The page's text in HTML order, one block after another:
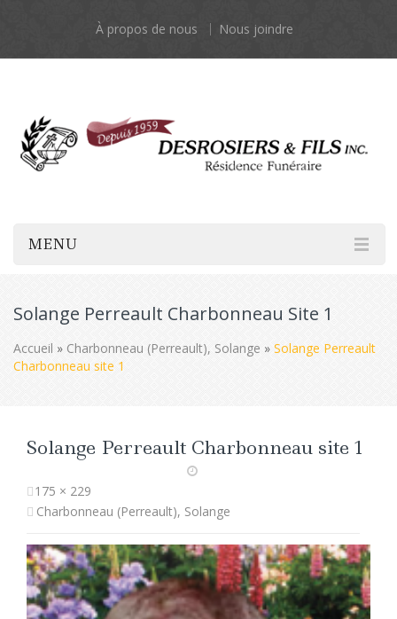
À propos de nous Nous joindre
MENU
Solange Perreault Charbonneau Site 1
Accueil » Charbonneau (Perreault), Solange » Solange Perreault
Charbonneau site 1
Solange Perreault Charbonneau site 1
175 × 229
Charbonneau (Perreault), Solange